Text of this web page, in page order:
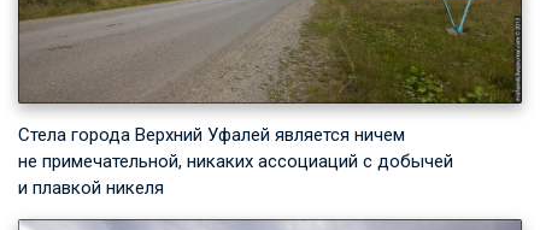
Стела города Верхний Уфалей является ничем
не примечательной, никаких ассоциаций с добычей
и плавкой никеля